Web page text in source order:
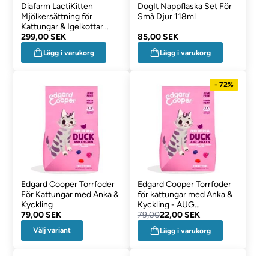
Diafarm LactiKitten
Mjölkersättning för
Kattungar & Igelkottar
300g
299,00 SEK
Lägg i varukorg
DogIt Nappflaska Set För
Små Djur 118ml
85,00 SEK
Lägg i varukorg
Edgard Cooper Torrfoder
För Kattungar med Anka &
Kyckling
79,00 SEK
Välj variant
- 72%
Edgard Cooper Torrfoder
för kattungar med Anka &
Kyckling - AUG
DATOVAROR
79,0022,00 SEK
Lägg i varukorg